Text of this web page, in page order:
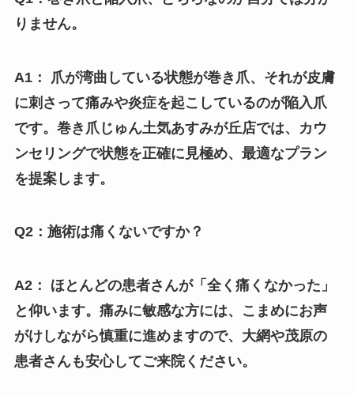
りません。
A1： 爪が湾曲している状態が巻き爪、それが皮膚
に刺さって痛みや炎症を起こしているのが陥入爪
です。巻き爪じゅん土気あすみが丘店では、カウ
ンセリングで状態を正確に見極め、最適なプラン
を提案します。
Q2：施術は痛くないですか？
A2： ほとんどの患者さんが「全く痛くなかった」
と仰います。痛みに敏感な方には、こまめにお声
がけしながら慎重に進めますので、大網や茂原の
患者さんも安心してご来院ください。